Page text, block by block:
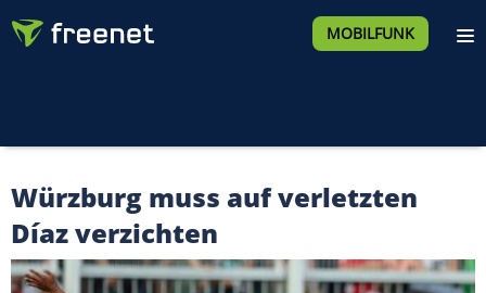
MOBILFUNK
Würzburg muss auf verletzten
Díaz verzichten